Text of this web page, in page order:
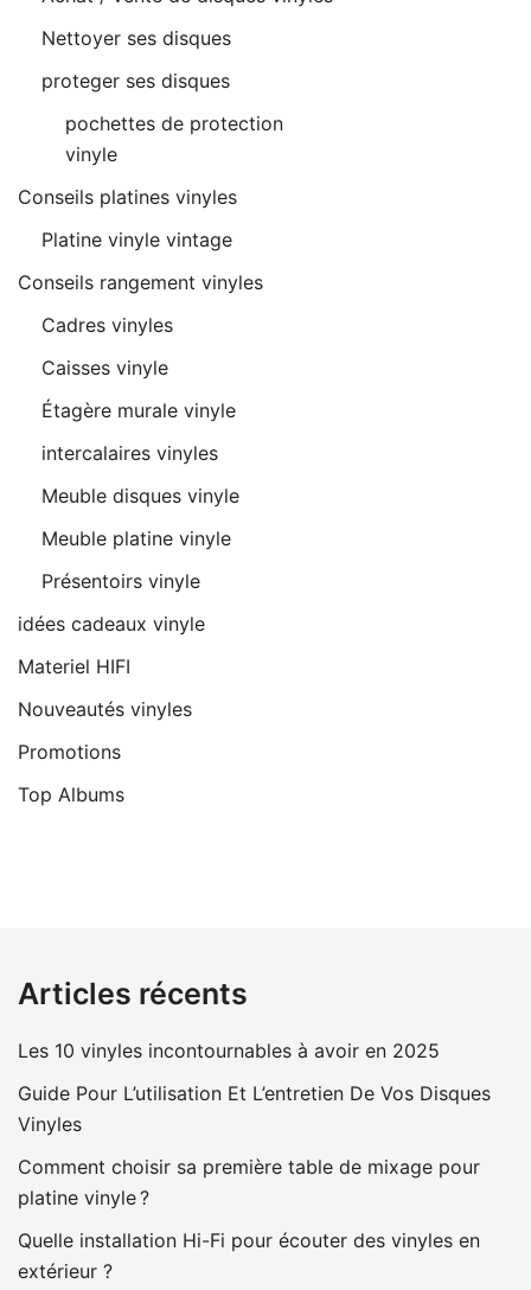
Nettoyer ses disques
proteger ses disques
pochettes de protection
vinyle
Conseils platines vinyles
Platine vinyle vintage
Conseils rangement vinyles
Cadres vinyles
Caisses vinyle
Étagère murale vinyle
intercalaires vinyles
Meuble disques vinyle
Meuble platine vinyle
Présentoirs vinyle
idées cadeaux vinyle
Materiel HIFI
Nouveautés vinyles
Promotions
Top Albums
Articles récents
Les 10 vinyles incontournables à avoir en 2025
Guide Pour L’utilisation Et L’entretien De Vos Disques
Vinyles
Comment choisir sa première table de mixage pour
platine vinyle ?
Quelle installation Hi-Fi pour écouter des vinyles en
extérieur ?